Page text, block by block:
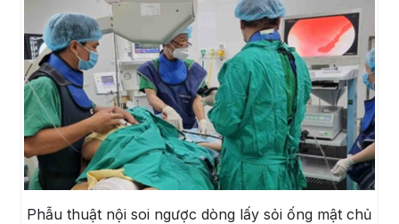
Phẫu thuật nội soi ngược dòng lấy sỏi ống mật chủ